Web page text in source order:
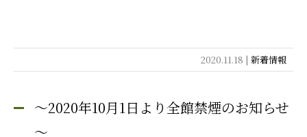
2020.11.18 | 新着情報
～2020年10月1日より全館禁煙のお知らせ
～